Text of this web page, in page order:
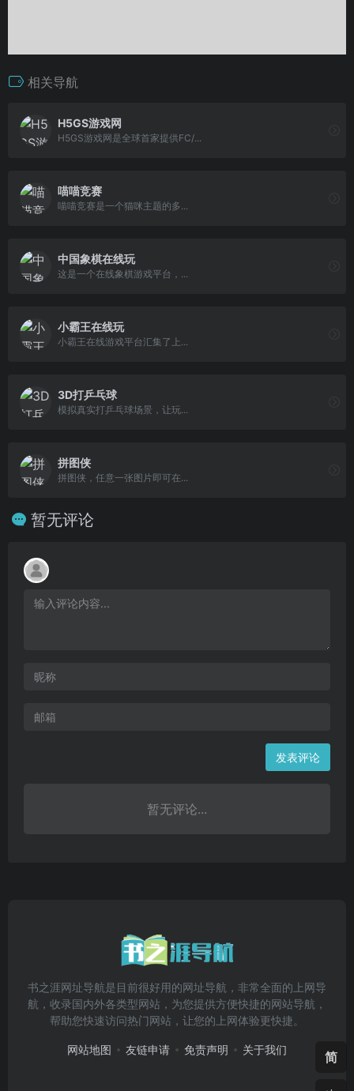
相关导航
H5GS游戏网
H5GS游戏网是全球首家提供FC/...
喵喵竞赛
喵喵竞赛是一个猫咪主题的多...
中国象棋在线玩
这是一个在线象棋游戏平台，...
小霸王在线玩
小霸王在线游戏平台汇集了上...
3D打乒乓球
模拟真实打乒乓球场景，让玩...
拼图侠
拼图侠，任意一张图片即可在...
暂无评论
发表评论
暂无评论...
书之涯网址导航是目前很好用的网址导航，非常全面的上网导
航，收录国内外各类型网站，为您提供方便快捷的网站导航，
帮助您快速访问热门网站，让您的上网体验更快捷。
网站地图 友链申请 免责声明 关于我们 简